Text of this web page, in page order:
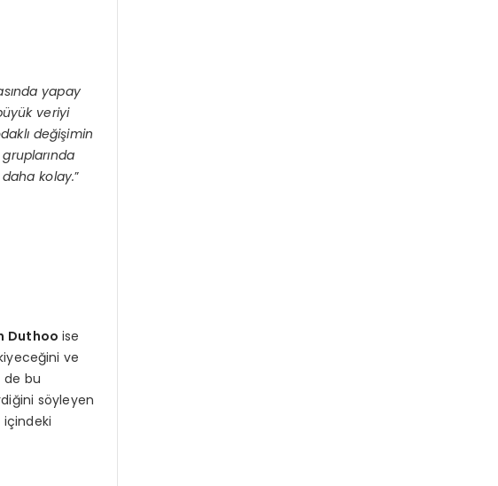
yapay
veriyi
değişimin
kolay.”
Duthoo ise
ve
de bu
söyleyen